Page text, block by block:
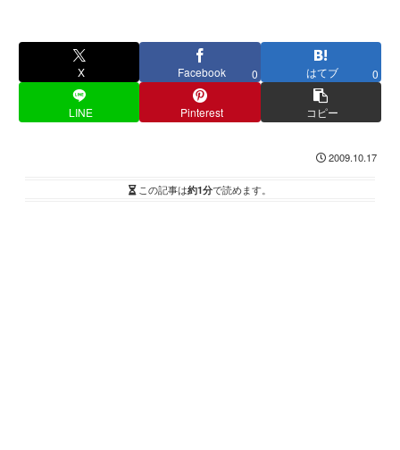
X Facebook 0 はてブ 0
LINE Pinterest コピー
2009.10.17
この記事は約1分で読めます。